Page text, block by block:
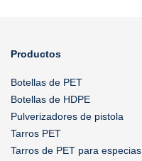
Productos
Botellas de PET
Botellas de HDPE
Pulverizadores de pistola
Tarros PET
Tarros de PET para especias